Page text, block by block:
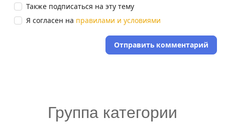
Также подписаться на эту тему
Я согласен на правилами и условиями
Отправить комментарий
Группа категории